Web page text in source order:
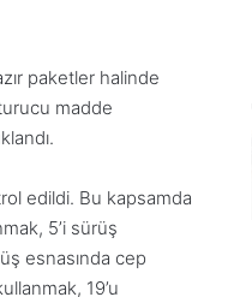
paketler halinde
madde
edildi. Bu kapsamda
5’i sürüş
esnasında cep
19’u